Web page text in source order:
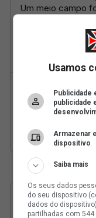
Usamos
Publicidade
publicidade
Armazenar
dispositivo
Saiba mais
Os seus dados
do seu dispositivo
dados do
partilhadas com